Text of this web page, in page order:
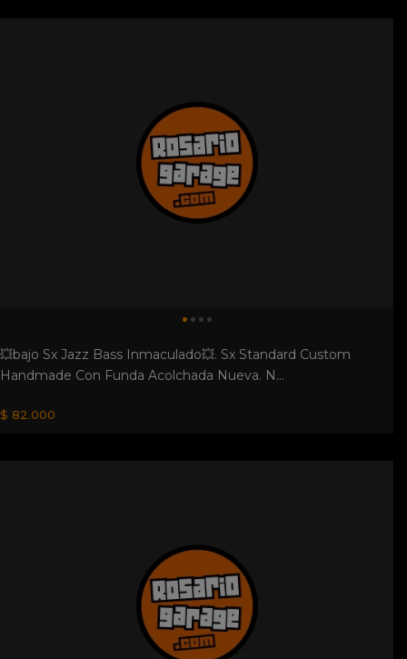
💥bajo Sx Jazz Bass Inmaculado💥. Sx Standard Custom
Handmade Con Funda Acolchada Nueva. N...
$ 82.000